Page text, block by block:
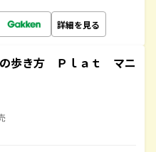
詳細を見る
歩き方 Ｐｌａｔ マニ